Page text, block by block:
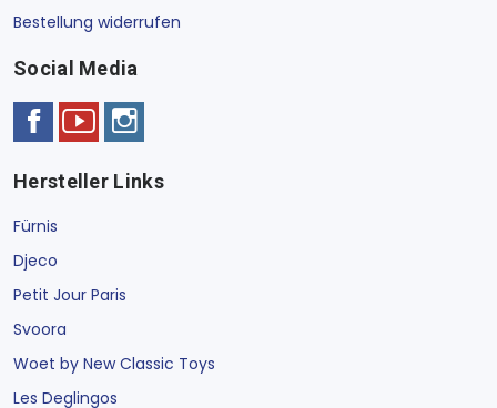
Bestellung widerrufen
Social Media
Hersteller Links
Fürnis
Djeco
Petit Jour Paris
Svoora
Woet by New Classic Toys
Les Deglingos